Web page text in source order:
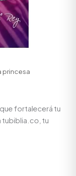
princesa
fortalecerá tu
tubiblia.co, tu